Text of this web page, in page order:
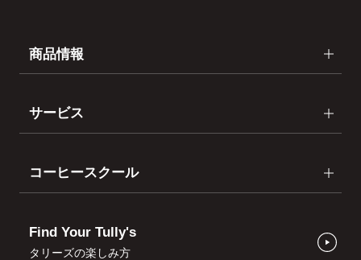
商品情報
サービス
コーヒースクール
Find Your Tully's
タリーズの楽しみ方